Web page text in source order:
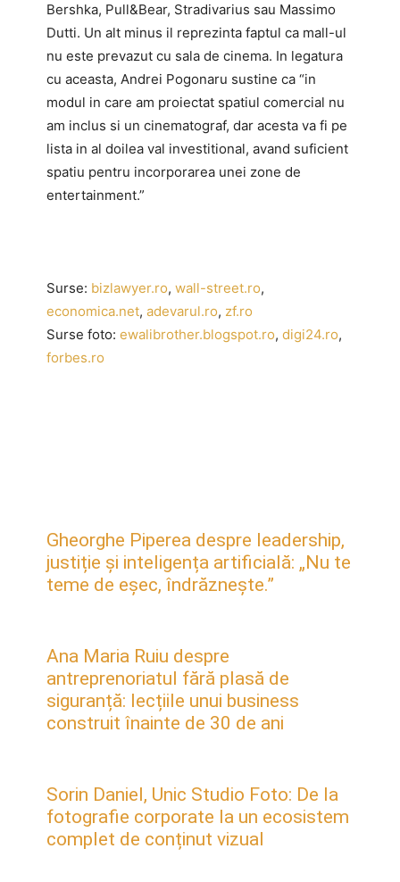
Bershka, Pull&Bear, Stradivarius sau Massimo
Dutti. Un alt minus il reprezinta faptul ca mall-ul
nu este prevazut cu sala de cinema. In legatura
cu aceasta, Andrei Pogonaru sustine ca “in
modul in care am proiectat spatiul comercial nu
am inclus si un cinematograf, dar acesta va fi pe
lista in al doilea val investitional, avand suficient
spatiu pentru incorporarea unei zone de
entertainment.”
Surse: bizlawyer.ro, wall-street.ro,
economica.net, adevarul.ro, zf.ro
Surse foto: ewalibrother.blogspot.ro, digi24.ro,
forbes.ro
Gheorghe Piperea despre leadership,
justiție și inteligența artificială: „Nu te
teme de eșec, îndrăznește.”
Ana Maria Ruiu despre
antreprenoriatul fără plasă de
siguranță: lecțiile unui business
construit înainte de 30 de ani
Sorin Daniel, Unic Studio Foto: De la
fotografie corporate la un ecosistem
complet de conținut vizual